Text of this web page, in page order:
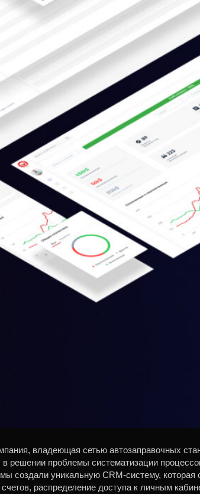
владеющая сетью автозаправочных
решении проблемы систематизации
создали уникальную CRM-систему, которая
распределение доступа к личным